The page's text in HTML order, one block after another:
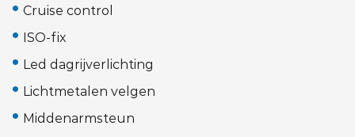
Cruise control
ISO-fix
Led dagrijverlichting
Lichtmetalen velgen
Middenarmsteun